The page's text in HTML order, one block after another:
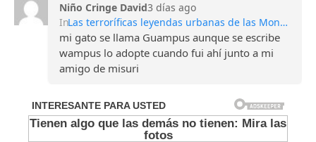
Niño Cringe David3 días ago
In
Las terroríficas leyendas urbanas de las Montañas Apalaches
mi gato se llama Guampus aunque se escribe
wampus lo adopte cuando fui ahí junto a mi
amigo de misuri